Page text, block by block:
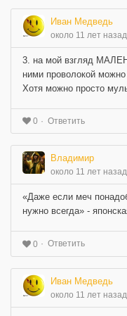
Иван Медведь
около 11 лет назад
3. на мой взгляд
ними проволокой можно
Хотя можно просто
0 Ответить
Владимир
около 11 лет назад
«Даже если меч
нужно всегда» -
0 Ответить
Иван Медведь
около 11 лет назад